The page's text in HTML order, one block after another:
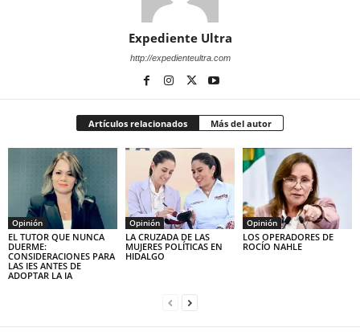
Expediente Ultra
http://expedienteultra.com
Artículos relacionados Más del autor
Opinión
EL TUTOR QUE NUNCA
DUERME:
CONSIDERACIONES PARA
LAS IES ANTES DE
ADOPTAR LA IA
Opinión
LA CRUZADA DE LAS
MUJERES POLÍTICAS EN
HIDALGO
Opinión
LOS OPERADORES DE
ROCÍO NAHLE